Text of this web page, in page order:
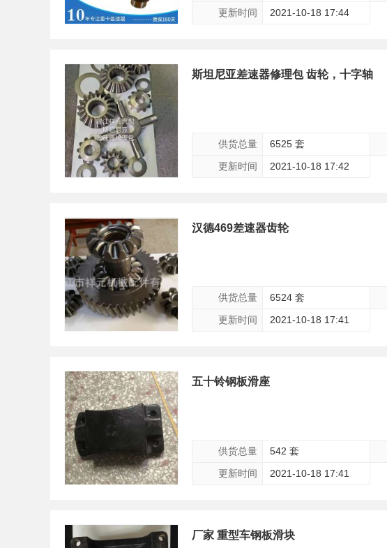
更新时间
2021-10-18 17:44
斯坦尼亚差速器修理包 齿轮，十字轴
供货总量 6525 套
更新时间
2021-10-18 17:42
汉德469差速器齿轮
供货总量 6524 套
更新时间
2021-10-18 17:41
五十铃钢板滑座
供货总量 542 套
更新时间
2021-10-18 17:41
厂家 重型车钢板滑块